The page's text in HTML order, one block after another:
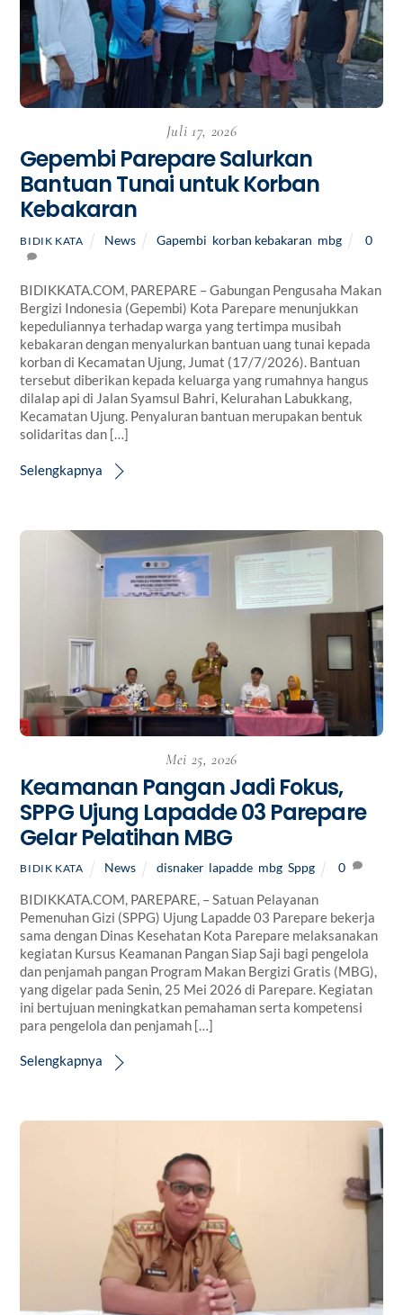
Juli 17, 2026
Gepembi Parepare Salurkan
Bantuan Tunai untuk Korban
Kebakaran
BIDIK KATA News Gapembi korban kebakaran mbg 0
BIDIKKATA.COM, PAREPARE – Gabungan Pengusaha Makan
Bergizi Indonesia (Gepembi) Kota Parepare menunjukkan
kepeduliannya terhadap warga yang tertimpa musibah
kebakaran dengan menyalurkan bantuan uang tunai kepada
korban di Kecamatan Ujung, Jumat (17/7/2026). Bantuan
tersebut diberikan kepada keluarga yang rumahnya hangus
dilalap api di Jalan Syamsul Bahri, Kelurahan Labukkang,
Kecamatan Ujung. Penyaluran bantuan merupakan bentuk
solidaritas dan […]
Selengkapnya
Mei 25, 2026
Keamanan Pangan Jadi Fokus,
SPPG Ujung Lapadde 03 Parepare
Gelar Pelatihan MBG
BIDIK KATA News disnaker, lapadde, mbg, Sppg 0
BIDIKKATA.COM, PAREPARE, – Satuan Pelayanan
Pemenuhan Gizi (SPPG) Ujung Lapadde 03 Parepare bekerja
sama dengan Dinas Kesehatan Kota Parepare melaksanakan
kegiatan Kursus Keamanan Pangan Siap Saji bagi pengelola
dan penjamah pangan Program Makan Bergizi Gratis (MBG),
yang digelar pada Senin, 25 Mei 2026 di Parepare. Kegiatan
ini bertujuan meningkatkan pemahaman serta kompetensi
para pengelola dan penjamah […]
Selengkapnya